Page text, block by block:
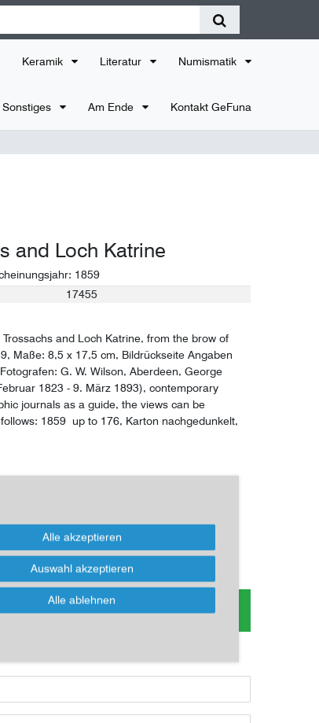
Keramik Literatur Numismatik
Sonstiges Am Ende Kontakt GeFuna
and Loch Katrine
1859
17455
and Loch Katrine, from the brow of
Maße: 8,5 x 17,5 cm, Bildrückseite Angaben
G. W. Wilson, Aberdeen, George
1823 - 9. März 1893), contemporary
journals as a guide, the views can be
1859  up to 176, Karton nachgedunkelt,
*
Artikel oder Kauf, bitte Formular
nutzen!
Alle akzeptieren
Auswahl akzeptieren
Alle ablehnen